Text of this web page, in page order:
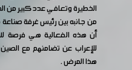
الخطيرة وتعافي عدد كبير من
من جانبه بين رئيس غرفة
أن هذه الفعالية هي فرصة
للإعراب عن تضامنهم مع
هذا المرض .